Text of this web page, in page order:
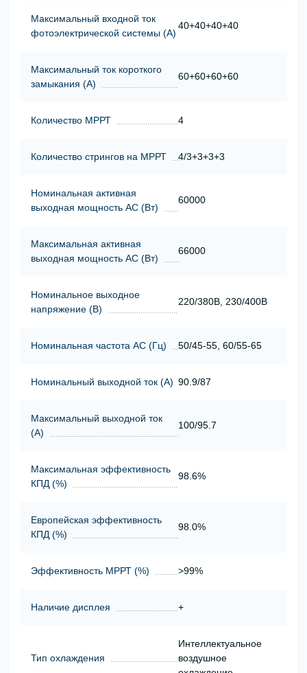
Максимальный входной ток
фотоэлектрической системы (А)
40+40+40+40
Максимальный ток короткого
замыкания (А)
60+60+60+60
Количество МРРТ 4
Количество стрингов на МРРТ 4/3+3+3+3
Номинальная активная
выходная мощность АС (Вт)
60000
Максимальная активная
выходная мощность АС (Вт)
66000
Номинальное выходное
напряжение (В)
220/380В, 230/400В
Номинальная частота АС (Гц) 50/45-55, 60/55-65
Номинальный выходной ток (А) 90.9/87
Максимальный выходной ток
(А)
100/95.7
Максимальная эффективность
КПД (%)
98.6%
Европейская эффективность
КПД (%)
98.0%
Эффективность МРРТ (%) >99%
Наличие дисплея +
Тип охлаждения
Интеллектуальное
воздушное